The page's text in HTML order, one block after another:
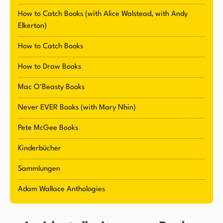
Geschichten geschrieben, von denen viele als
Bücher veröffentlicht wurden. Seine
Veröffentlichungen umfassen How-to-Catch-
Bücher, How-to-Draw-Bücher, Gross-Bücher,
Action- und Abenteuerbücher, Bilderbücher,
Kapitelbücher und Mittelstufenbücher. Wallaces
Ziel ist es, Bücher zu schaffen, die alle
Altersgruppen, Lesefähigkeiten und Interessen
ansprechen.
Wallace genießt es, Geschichten zu schreiben, die
Kinder zum Lachen bringen und sich für das Lesen
und Zeichnen begeistern lassen. Er hat eine
spielerische Persönlichkeit, die sich in seinem
How to Catch Books (with Alice Walstead, with Andy
Elkerton)
How to Catch Books
How to Draw Books
Mac O'Beasty Books
Never EVER Books (with Mary Nhin)
Pete McGee Books
Kinderbücher
Sammlungen
Adam Wallace Anthologies